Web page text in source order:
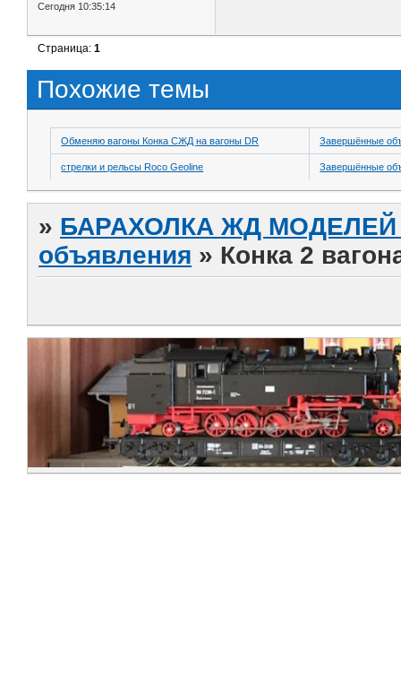
Сегодня 10:35:14
Страница:1
Похожие темы
Обменяю вагоны Конка СЖД на вагоны DR Завершённые
стрелки и рельсы Roco Geoline Завершённые
» БАРАХОЛКА ЖД МОДЕЛЕЙ
объявления » Конка 2